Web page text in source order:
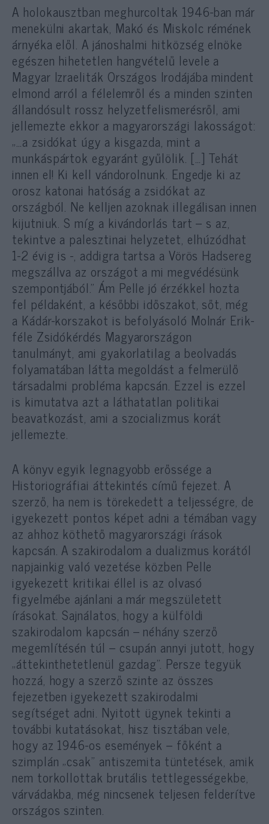
A holokausztban meghurcoltak 1946-ban már
menekülni akartak, Makó és Miskolc rémének
árnyéka elől. A jánoshalmi hitközség elnöke
egészen hihetetlen hangvételű levele a
Magyar Izraeliták Országos Irodájába mindent
elmond arról a félelemről és a minden szinten
állandósult rossz helyzetfelismerésről, ami
jellemezte ekkor a magyarországi lakosságot:
„…a zsidókat úgy a kisgazda, mint a
munkáspártok egyaránt gyűlölik. […] Tehát
innen el! Ki kell vándorolnunk. Engedje ki az
orosz katonai hatóság a zsidókat az
országból. Ne kelljen azoknak illegálisan innen
kijutniuk. S míg a kivándorlás tart – s az,
tekintve a palesztinai helyzetet, elhúzódhat
1-2 évig is -, addigra tartsa a Vörös Hadsereg
megszállva az országot a mi megvédésünk
szempontjából.” Ám Pelle jó érzékkel hozta
fel példaként, a későbbi időszakot, sőt, még
a Kádár-korszakot is befolyásoló Molnár Erik-
féle Zsidókérdés Magyarországon
tanulmányt, ami gyakorlatilag a beolvadás
folyamatában látta megoldást a felmerülő
társadalmi probléma kapcsán. Ezzel is ezzel
is kimutatva azt a láthatatlan politikai
beavatkozást, ami a szocializmus korát
jellemezte.
A könyv egyik legnagyobb erőssége a
Historiográfiai áttekintés című fejezet. A
szerző, ha nem is törekedett a teljességre, de
igyekezett pontos képet adni a témában vagy
az ahhoz köthető magyarországi írások
kapcsán. A szakirodalom a dualizmus korától
napjainkig való vezetése közben Pelle
igyekezett kritikai éllel is az olvasó
figyelmébe ajánlani a már megszületett
írásokat. Sajnálatos, hogy a külföldi
szakirodalom kapcsán – néhány szerző
megemlítésén túl – csupán annyi jutott, hogy
„áttekinthetetlenül gazdag”. Persze tegyük
hozzá, hogy a szerző szinte az összes
fejezetben igyekezett szakirodalmi
segítséget adni. Nyitott ügynek tekinti a
további kutatásokat, hisz tisztában vele,
hogy az 1946-os események – főként a
szimplán „csak” antiszemita tüntetések, amik
nem torkollottak brutális tettlegességekbe,
várvádakba, még nincsenek teljesen felderítve
országos szinten.